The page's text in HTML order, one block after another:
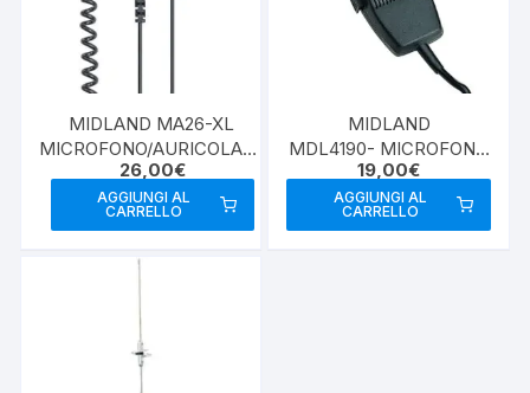
MIDLAND MA26-XL
MICROFONO/AURICOLARE
2 PIN
26,00€
AGGIUNGI AL
CARRELLO
MIDLAND
MDL4190- MICROFONO
CB a 4 POLI
19,00€
AGGIUNGI AL
CARRELLO